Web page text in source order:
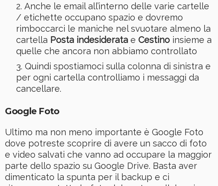
Anche le email all’interno delle varie cartelle
/ etichette occupano spazio e dovremo
rimboccarci le maniche nel svuotare almeno la
cartella Posta indesideratae Cestinoinsieme a
quelle che ancora non abbiamo controllato
Quindi spostiamoci sulla colonna di sinistra e
per ogni cartella controlliamo i messaggi da
cancellare.
Google Foto
Ultimo ma non meno importante è Google Foto
dove potreste scoprire di avere un sacco di foto
e video salvati che vanno ad occupare la maggior
parte dello spazio su Google Drive. Basta aver
dimenticato la spunta per il backup e ci